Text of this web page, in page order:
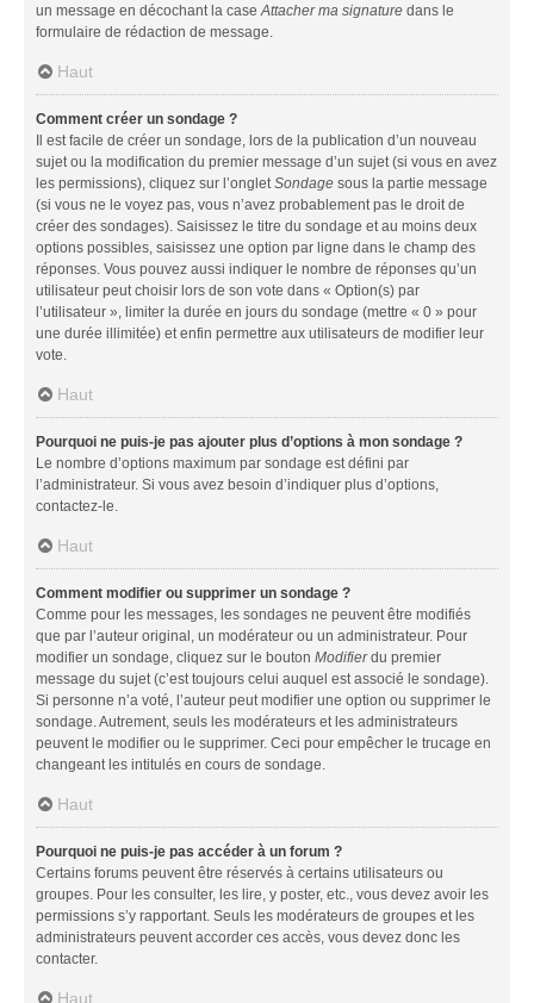
un message en décochant la caseAttacher ma signature dans le
formulaire de rédaction de message.
Haut
Comment créer un sondage ?
Il est facile de créer un sondage, lors de la publication d’un nouveau
sujet ou la modification du premier message d’un sujet (si vous en avez
les permissions), cliquez sur l’ongletSondage sous la partie message
(si vous ne le voyez pas, vous n’avez probablement pas le droit de
créer des sondages). Saisissez le titre du sondage et au moins deux
options possibles, saisissez une option par ligne dans le champ des
réponses. Vous pouvez aussi indiquer le nombre de réponses qu’un
utilisateur peut choisir lors de son vote dans « Option(s) par
l’utilisateur », limiter la durée en jours du sondage (mettre « 0 » pour
une durée illimitée) et enfin permettre aux utilisateurs de modifier leur
vote.
Haut
Pourquoi ne puis-je pas ajouter plus d’options à mon sondage ?
Le nombre d’options maximum par sondage est défini par
l’administrateur. Si vous avez besoin d’indiquer plus d’options,
contactez-le.
Haut
Comment modifier ou supprimer un sondage ?
Comme pour les messages, les sondages ne peuvent être modifiés
que par l’auteur original, un modérateur ou un administrateur. Pour
modifier un sondage, cliquez sur le bouton Modifierdu premier
message du sujet (c’est toujours celui auquel est associé le sondage).
Si personne n’a voté, l’auteur peut modifier une option ou supprimer le
sondage. Autrement, seuls les modérateurs et les administrateurs
peuvent le modifier ou le supprimer. Ceci pour empêcher le trucage en
changeant les intitulés en cours de sondage.
Haut
Pourquoi ne puis-je pas accéder à un forum ?
Certains forums peuvent être réservés à certains utilisateurs ou
groupes. Pour les consulter, les lire, y poster, etc., vous devez avoir les
permissions s’y rapportant. Seuls les modérateurs de groupes et les
administrateurs peuvent accorder ces accès, vous devez donc les
contacter.
Haut